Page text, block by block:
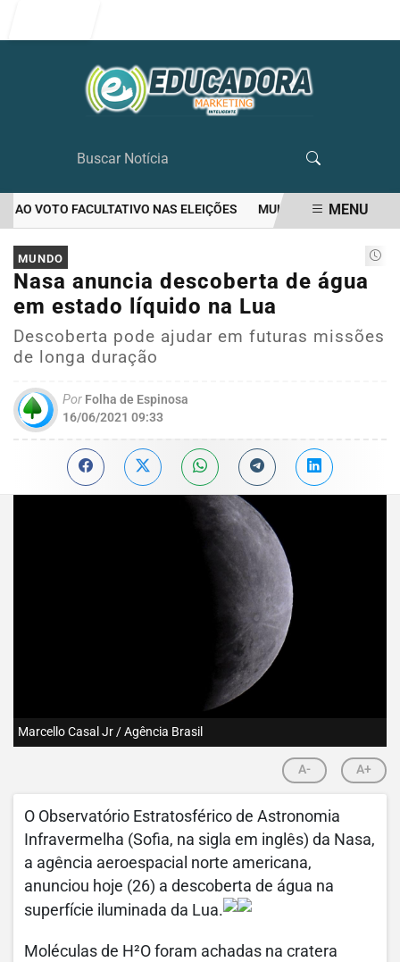
VOTO FACULTATIVO NAS ELEIÇÕES MULHER MATA O
EM ALTA
MENU
MUNDO
Nasa anuncia descoberta de água
em estado líquido na Lua
Descoberta pode ajudar em futuras missões
de longa duração
Por Folha de Espinosa
16/06/2021 09:33
Marcello Casal Jr / Agência Brasil
A- A+
O Observatório Estratosférico de Astronomia
Infravermelha (Sofia, na sigla em inglês) da Nasa,
a agência aeroespacial norte americana,
anunciou hoje (26) a descoberta de água na
superfície iluminada da Lua.
Moléculas de H²O foram achadas na cratera